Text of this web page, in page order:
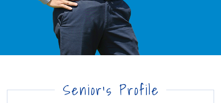
Senior’s Profile